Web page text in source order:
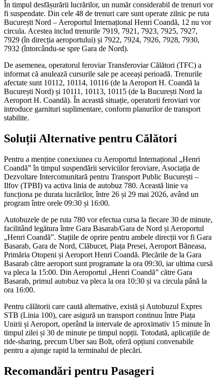
În timpul desfășurării lucrărilor, un număr considerabil de trenuri vor
fi suspendate. Din cele 48 de trenuri care sunt operate zilnic pe ruta
București Nord – Aeroportul Internațional Henri Coandă, 12 nu vor
circula. Acestea includ trenurile 7919, 7921, 7923, 7925, 7927,
7929 (în direcția aeroportului) și 7922, 7924, 7926, 7928, 7930,
7932 (întorcându-se spre Gara de Nord).
De asemenea, operatorul feroviar Transferoviar Călători (TFC) a
informat că anulează cursurile sale pe aceeași perioadă. Trenurile
afectate sunt 10112, 10114, 10116 (de la Aeroport H. Coandă la
București Nord) și 10111, 10113, 10115 (de la București Nord la
Aeroport H. Coandă). În această situație, operatorii feroviari vor
introduce garnituri suplimentare, conform planurilor de transport
stabilite.
Soluții Alternative pentru Călători
Pentru a menține conexiunea cu Aeroportul Internațional „Henri
Coandă” în timpul suspendării serviciilor feroviare, Asociația de
Dezvoltare Intercomunitară pentru Transport Public București –
Ilfov (TPBI) va activa linia de autobuz 780. Această linie va
funcționa pe durata lucrărilor, între 26 și 29 mai 2026, având un
program între orele 09:30 și 16:00.
Autobuzele de pe ruta 780 vor efectua cursa la fiecare 30 de minute,
facilitând legătura între Gara Basarab/Gara de Nord și Aeroportul
„Henri Coandă”. Stațiile de oprire pentru ambele direcții vor fi Gara
Basarab, Gara de Nord, Clăbucet, Piața Presei, Aeroport Băneasa,
Primăria Otopeni și Aeroport Henri Coandă. Plecările de la Gara
Basarab către aeroport sunt programate la ora 09:30, iar ultima cursă
va pleca la 15:00. Din Aeroportul „Henri Coandă” către Gara
Basarab, primul autobuz va pleca la ora 10:30 și va circula până la
ora 16:00.
Pentru călătorii care caută alternative, există și Autobuzul Expres
STB (Linia 100), care asigură un transport continuu între Piața
Unirii și Aeroport, operând la intervale de aproximativ 15 minute în
timpul zilei și 30 de minute pe timpul nopții. Totodată, aplicațiile de
ride-sharing, precum Uber sau Bolt, oferă opțiuni convenabile
pentru a ajunge rapid la terminalul de plecări.
Recomandări pentru Pasageri